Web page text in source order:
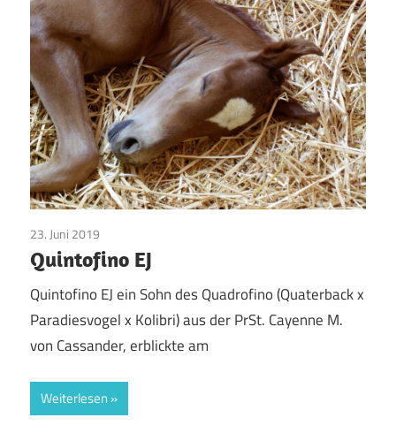
23. Juni 2019
Quintofino EJ
Quintofino EJ ein Sohn des Quadrofino (Quaterback x
Paradiesvogel x Kolibri) aus der PrSt. Cayenne M.
von Cassander, erblickte am
Weiterlesen